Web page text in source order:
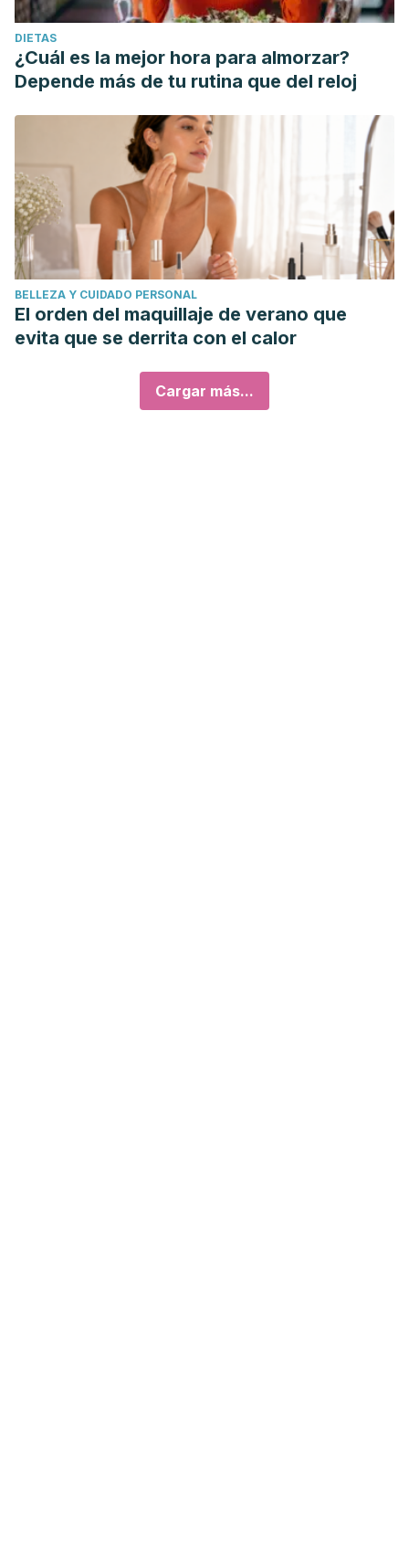
DIETAS
¿Cuál es la mejor hora para almorzar?
Depende más de tu rutina que del reloj
BELLEZA Y CUIDADO PERSONAL
El orden del maquillaje de verano que
evita que se derrita con el calor
Cargar más...